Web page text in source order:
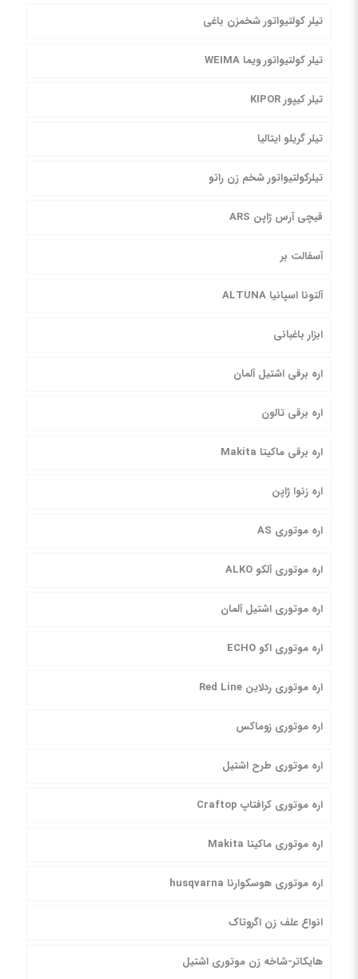
تیلر کولتیواتور شخمزن باغی
تیلر کولتیواتور ویما WEIMA
تیلر کیپور KIPOR
تیلر گریلو ایتالیا
تیلرکولتیواتور شخم زن راتو
قیچی آرس ژاپن ARS
آسفالت بر
آلتونا اسپانیا ALTUNA
ابزار باغبانی
اره برقی اشتیل آلمان
اره برقی تالون
اره برقی ماکیتا Makita
اره زنوا ژاپن
اره موتوری AS
اره موتوری آلکو ALKO
اره موتوری اشتیل آلمان
اره موتوری اکو ECHO
اره موتوری ردلاین Red Line
اره موتوری زوماکس
اره موتوری طرح اشتیل
اره موتوری کرافتاپ Craftop
اره موتوری ماکیتا Makita
اره موتوری هوسکوارنا husqvarna
انواع علف زن اگروتاک
هایکاتر-شاخه زن موتوری اشتیل